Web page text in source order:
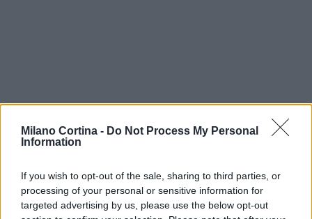
Milano Cortina - Do Not Process My Personal
Information
If you wish to opt-out of the sale, sharing to third parties, or
processing of your personal or sensitive information for
targeted advertising by us, please use the below opt-out
Continua a leggere
SCI ALPINISMO